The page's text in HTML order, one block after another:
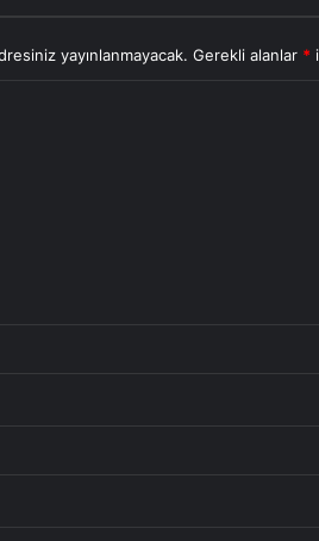
yayınlanmayacak. Gerekli alanlar *